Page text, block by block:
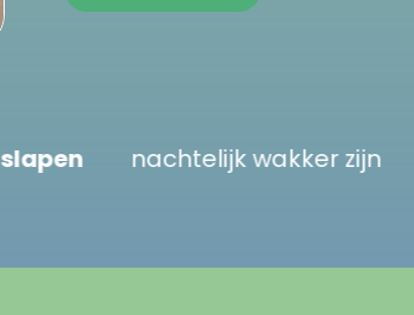
onrustig slapen nachtelijk